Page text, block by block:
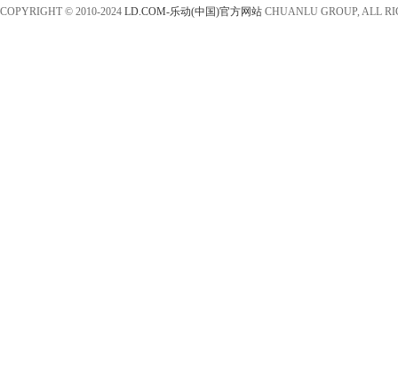
COPYRIGHT © 2010-2024 LD.COM-乐动(中国)官方网站 CHUANLU GROUP, ALL